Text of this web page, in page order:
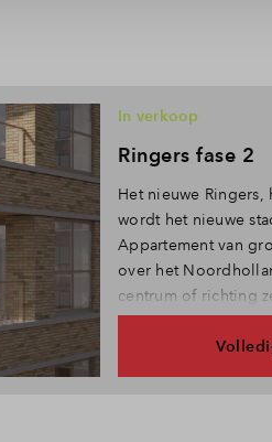
Ringers fase 2
In verkoop
Het nieuwe
wordt het nieuwe
Appartement van
over het
centrum of richting